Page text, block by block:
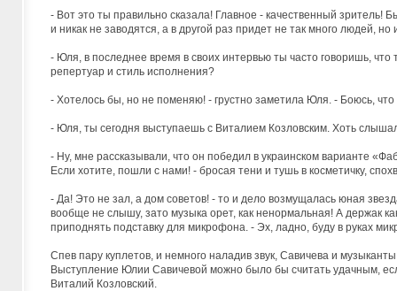
- Вот это ты правильно сказала! Главное - качественный
и никак не заводятся, а в другой раз придет не так много людей,
- Юля, в последнее время в своих интервью ты часто говоришь,
репертуар и стиль исполнения?
- Хотелось бы, но не поменяю! - грустно заметила Юля. - Боюсь,
- Юля, ты сегодня выступаешь с Виталием Козловским. Хоть
- Ну, мне рассказывали, что он победил в украинском варианте
Если хотите, пошли с нами! - бросая тени и тушь в косметичку,
- Да! Это не зал, а дом советов! - то и дело возмущалась юная
вообще не слышу, зато музыка орет, как ненормальная! А держак
приподнять подставку для микрофона. - Эх, ладно, буду в руках
Спев пару куплетов, и немного наладив звук, Савичева и
Выступление Юлии Савичевой можно было бы считать удачным,
Виталий Козловский.